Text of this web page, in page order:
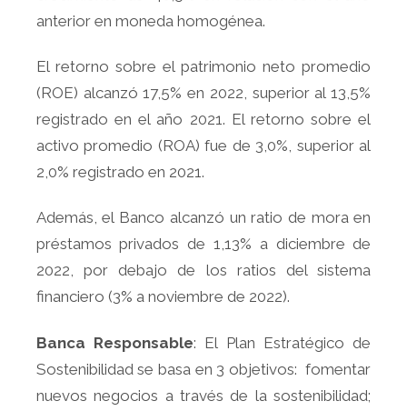
anterior en moneda homogénea.
El retorno sobre el patrimonio neto promedio
(ROE) alcanzó 17,5% en 2022, superior al 13,5%
registrado en el año 2021. El retorno sobre el
activo promedio (ROA) fue de 3,0%, superior al
2,0% registrado en 2021.
Además, el Banco alcanzó un ratio de mora en
préstamos privados de 1,13% a diciembre de
2022, por debajo de los ratios del sistema
financiero (3% a noviembre de 2022).
Banca Responsable: El Plan Estratégico de
Sostenibilidad se basa en 3 objetivos: fomentar
nuevos negocios a través de la sostenibilidad;